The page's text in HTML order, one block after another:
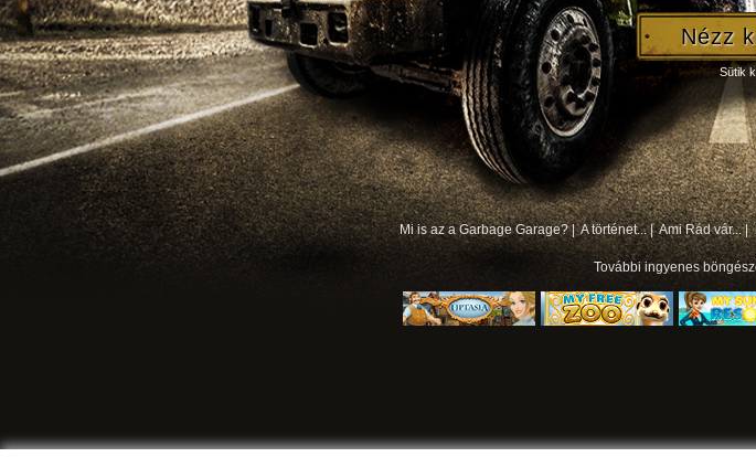
Nézz
Mi is az a Garbage Garage? |A történet... |Ami Rád vár... |
Továbbiingyenes
Sütik